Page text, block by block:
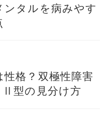
ンタルを病みやす
格？双極性障害
Ⅱ型の見分け方